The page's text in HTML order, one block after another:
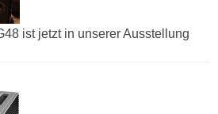
ist jetzt in unserer Ausstellung